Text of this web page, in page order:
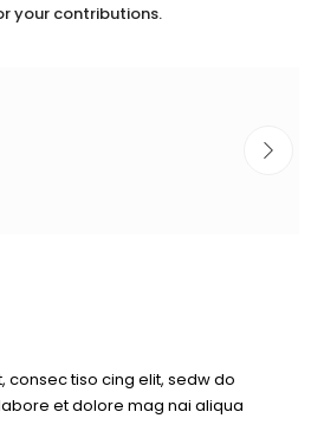
your contributions.
consec tiso cing elit, sedw do
et dolore mag nai aliqua